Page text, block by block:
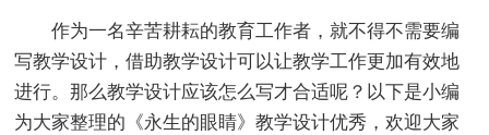
作为一名辛苦耕耘的教育工作者，就不得不需要编
写教学设计，借助教学设计可以让教学工作更加有效地
进行。那么教学设计应该怎么写才合适呢？以下是小编
为大家整理的《永生的眼睛》教学设计优秀，欢迎大家